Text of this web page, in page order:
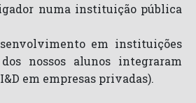
numa instituição pública
em instituições
nossos alunos integraram
em empresas privadas).